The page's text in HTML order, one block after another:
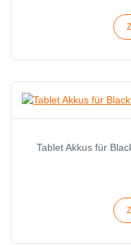
Tablet Akkus für